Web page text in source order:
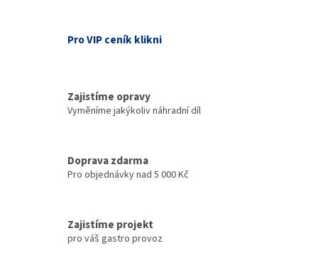
Pro VIP ceník klikni
Zajistíme opravy
Vyměníme jakýkoliv náhradní díl
Doprava zdarma
Pro objednávky nad 5 000 Kč
Zajistíme projekt
pro váš gastro provoz